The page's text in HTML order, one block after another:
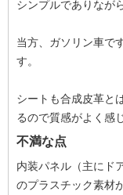
シンプルでありなが
当方、ガソリン車で
す。
シートも合成皮革と
るので質感がよく感
不満な点
内装パネル（主にド
のプラスチック素材